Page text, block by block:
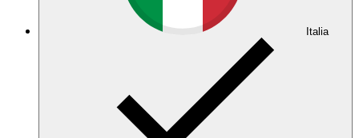
Italia